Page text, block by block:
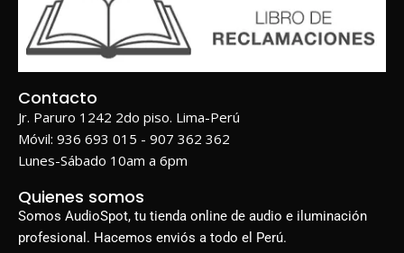
Contacto
Jr. Paruro 1242 2do piso. Lima-Perú
Móvil: 936 693 015 - 907 362 362
Lunes-Sábado 10am a 6pm
Quienes somos
Somos AudioSpot, tu tienda online de audio e iluminación
profesional. Hacemos enviós a todo el Perú.